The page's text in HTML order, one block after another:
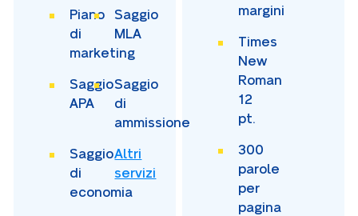
Piano
di
marketing
Saggio
MLA
Saggio
APA
Saggio
di
ammissione
Saggio
di
economia
Altri
servizi
margini
Times
New
Roman
12
pt.
300
parole
per
pagina